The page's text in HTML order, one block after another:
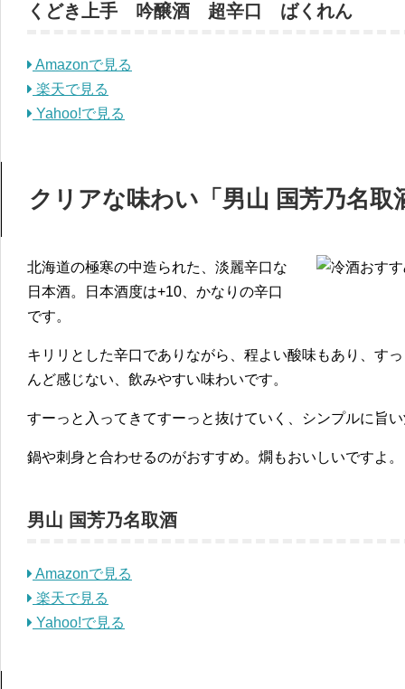
くどき上手 吟醸酒 超辛口 ばくれん
Amazonで見る
楽天で見る
Yahoo!で見る
クリアな味わい「男山 国芳乃名取
北海道の極寒の中造られた、淡麗辛口な
日本酒。日本酒度は+10、かなりの辛口
です。
キリリとした辛口でありながら、程よい酸味もあり、す
んど感じない、飲みやすい味わいです。
すーっと入ってきてすーっと抜けていく、シンプルに旨
鍋や刺身と合わせるのがおすすめ。燗もおいしいですよ。
男山 国芳乃名取酒
Amazonで見る
楽天で見る
Yahoo!で見る